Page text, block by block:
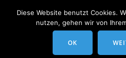
Diese Website benutzt Cookies.
nutzen, gehen wir von
OK